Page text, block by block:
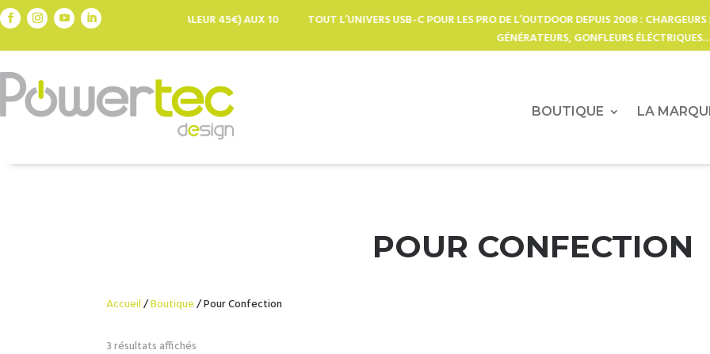
CÉDRIC TASSAN (VALEUR 45€) AUX 10
TOUT L’UNIVERS USB-C POUR LES PRO DE L’OUTDOOR DEPUIS 2008 : CHARGEURS
GÉNÉRATEURS, GONFLEURS ÉLÉCTRIQUES…
BOUTIQUE LA
POUR CONFECTION
Accueil/Boutique/ Pour Confection
3 résultats affichés